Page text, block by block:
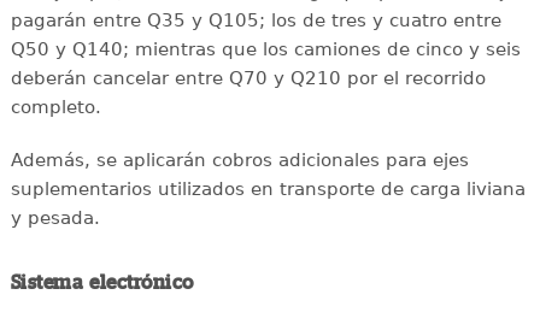
pagarán entre Q35 y Q105; los de tres y cuatro entre
Q50 y Q140; mientras que los camiones de cinco y seis
deberán cancelar entre Q70 y Q210 por el recorrido
completo.
Además, se aplicarán cobros adicionales para ejes
suplementarios utilizados en transporte de carga liviana
y pesada.
Sistema electrónico